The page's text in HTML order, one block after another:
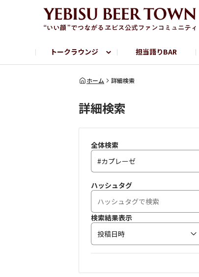
トークラウンジ
フリートーク
担当語りBAR
ヱビス提供店情報
ヱビスブランドサイト
サッポロビール公式Instagram
ホーム 詳細検索
詳細検索
全体検索
ハッシュタグ
検索結果表示
投稿日時